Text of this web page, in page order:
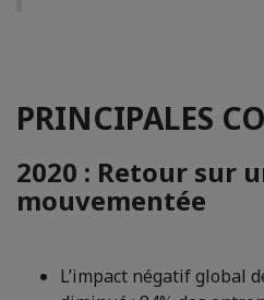
PRINCIPALES
2020 : Retour sur
mouvementée
L’impact négatif global